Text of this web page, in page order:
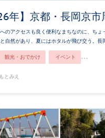
年】京都・長岡京
のアクセスも良く便利なまちなのに、ちょ
自然があり、夏にはホタルが飛び交う。
観光・おでかけ イベント
とみえ